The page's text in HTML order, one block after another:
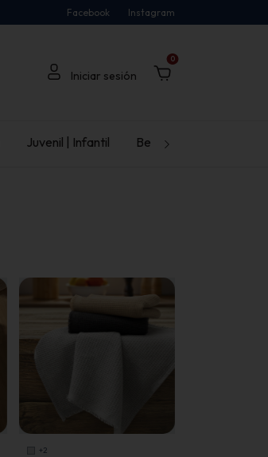
Facebook Instagram
0
Juvenil | Infantil Bebé
+2